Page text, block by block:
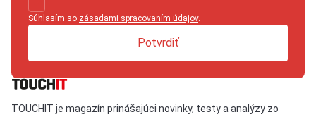
Súhlasím so zásadami spracovaním údajov.
Potvrdiť
TOUCHIT je magazín prinášajúci novinky, testy a analýzy zo